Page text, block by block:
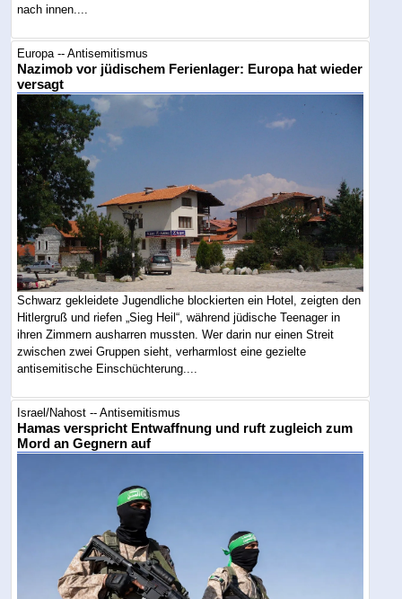
nach innen....
Europa -- Antisemitismus
Nazimob vor jüdischem Ferienlager: Europa hat wieder
versagt
Schwarz gekleidete Jugendliche blockierten ein Hotel, zeigten den
Hitlergruß und riefen „Sieg Heil“, während jüdische Teenager in
ihren Zimmern ausharren mussten. Wer darin nur einen Streit
zwischen zwei Gruppen sieht, verharmlost eine gezielte
antisemitische Einschüchterung....
Israel/Nahost -- Antisemitismus
Hamas verspricht Entwaffnung und ruft zugleich zum
Mord an Gegnern auf